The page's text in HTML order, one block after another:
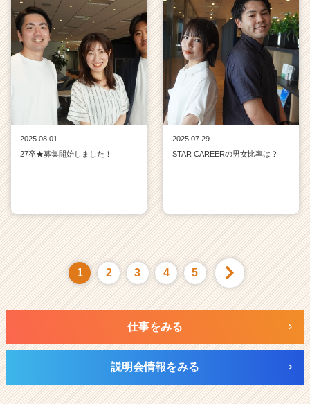
2025.08.01
27卒★募集開始しました！
2025.07.29
STAR CAREERの男女比率は？
1 2 3 4 5
仕事をみる
説明会情報をみる